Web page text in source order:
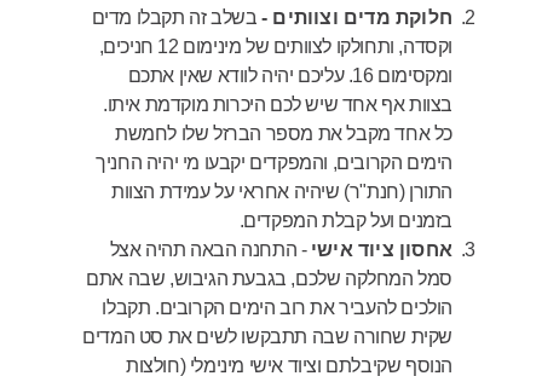
חלוקת מדים וצוותים - בשלב זה תקבלו מדים
וקסדה, ותחולקו לצוותים של מינימום 12 חניכים,
ומקסימום 16. עליכם יהיה לוודא שאין אתכם
בצוות אף אחד שיש לכם היכרות מוקדמת איתו.
כל אחד מקבל את מספר הברזל שלו לחמשת
הימים הקרובים, והמפקדים יקבעו מי יהיה החניך
התורן (חנת"ר) שיהיה אחראי על עמידת הצוות
בזמנים ועל קבלת המפקדים.
אחסון ציוד אישי - התחנה הבאה תהיה אצל
סמל המחלקה שלכם, בגבעת הגיבוש, שבה אתם
הולכים להעביר את רוב הימים הקרובים. תקבלו
שקית שחורה שבה תתבקשו לשים את סט המדים
הנוסף שקיבלתם וציוד אישי מינימלי (חולצות